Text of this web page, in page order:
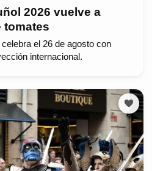
2026 vuelve a
tomates
el 26 de agosto con
internacional.